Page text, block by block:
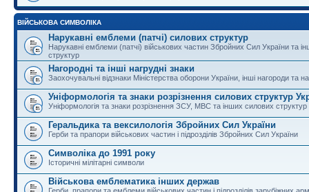
ВІЙСЬКОВА СИМВОЛІКА
Нарукавні емблеми (патчі) силових структур
Нарукавні емблеми (патчі) військових частин Збройних Сил України та
структур
Нагородні та інші нагрудні знаки
Заохочувальні відзнаки Міністерства оборони України, інші нагороди та
Уніформологія та знаки розрізнення силових структур
Уніформологія та знаки розрізнення ЗСУ, МВС та інших силових структур
Геральдика та вексилологія Збройних Сил України
Герби та прапори військових частин і підрозділів Збройних Сил України
Символіка до 1991 року
Історичні мілітарні символи
Військова емблематика інших держав
Герби, прапори та емблеми військових частин і підрозділів зарубіжних